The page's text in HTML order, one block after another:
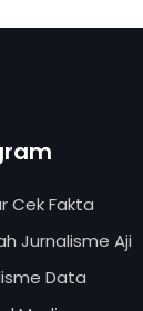
Cek Fakta
Jurnalisme Aji
Data